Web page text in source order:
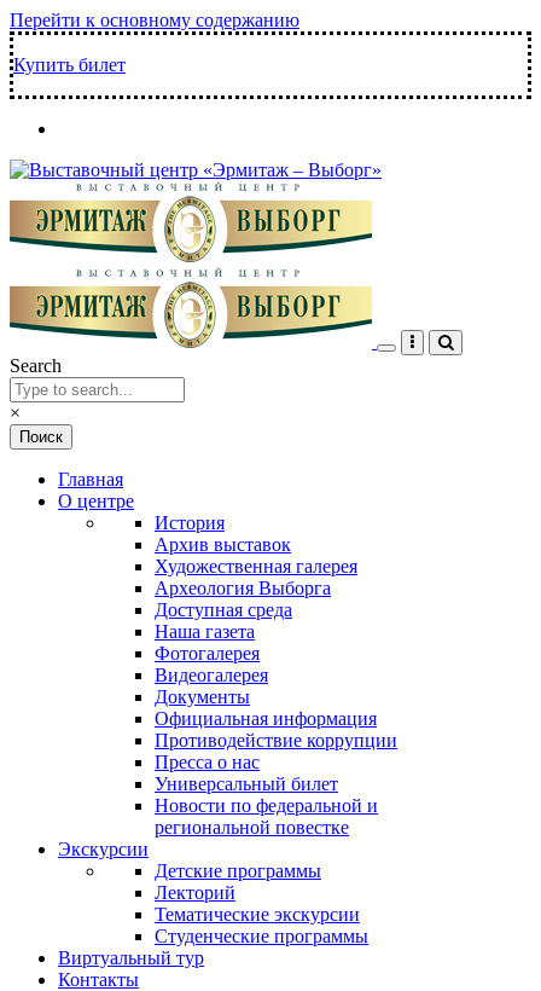
Перейти к основному содержанию
Купить билет
Search
×
Главная
О центре
История
Архив выставок
Художественная галерея
Археология Выборга
Доступная среда
Наша газета
Фотогалерея
Видеогалерея
Документы
Официальная информация
Противодействие коррупции
Пресса о нас
Универсальный билет
Новости по федеральной и
региональной повестке
Экскурсии
Детские программы
Лекторий
Тематические экскурсии
Студенческие программы
Виртуальный тур
Контакты